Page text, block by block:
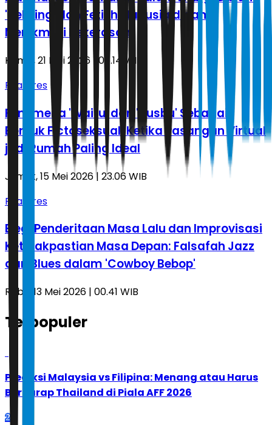
'Hellsing' dan Fetish Manusia dalam
Menikmati Kekerasan
Kamis, 21 Mei 2026 | 06.14 WIB
Features
Fenomena 'Waifu' dan 'Husbu' Sebagai
Bentuk Fictoseksual: Ketika Pasangan Virtual
jadi Rumah Paling Ideal
Jumat, 15 Mei 2026 | 23.06 WIB
Features
Elegi Penderitaan Masa Lalu dan Improvisasi
Ketidakpastian Masa Depan: Falsafah Jazz
dan Blues dalam 'Cowboy Bebop'
Rabu, 13 Mei 2026 | 00.41 WIB
Terpopuler
Prediksi Malaysia vs Filipina: Menang atau Harus
Berharap Thailand di Piala AFF 2026
2